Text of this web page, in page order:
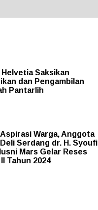
Helvetia Saksikan
dan Pengambilan
Pantarlih
Warga, Anggota
Deli Serdang dr. H. Syoufi
Mars Gelar Reses
Tahun 2024